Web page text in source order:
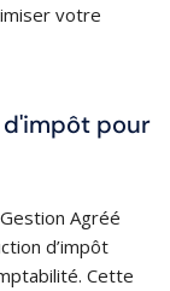
votre
pour
Agréé
d’impôt
Cette